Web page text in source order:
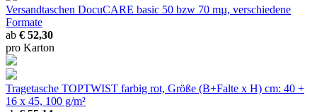
Versandtaschen DocuCARE basic 50 bzw 70 mµ, verschiedene
Formate
ab € 52,30
pro Karton
Tragetasche TOPTWIST farbig rot, Größe (B+Falte x H) cm: 40 +
16 x 45, 100 g/m²